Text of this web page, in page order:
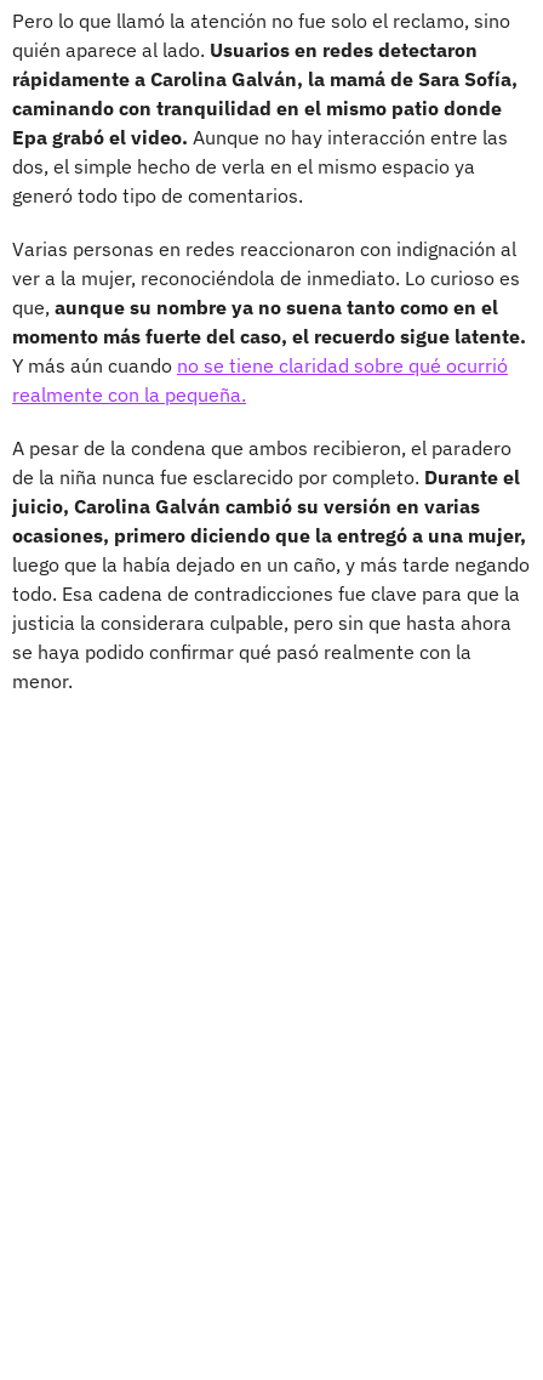
Pero lo que llamó la atención no fue solo el reclamo, sino
quién aparece al lado. Usuarios en redes detectaron
rápidamente a Carolina Galván, la mamá de Sara Sofía,
caminando con tranquilidad en el mismo patio donde
Epa grabó el video. Aunque no hay interacción entre las
dos, el simple hecho de verla en el mismo espacio ya
generó todo tipo de comentarios.
Varias personas en redes reaccionaron con indignación al
ver a la mujer, reconociéndola de inmediato. Lo curioso es
que, aunque su nombre ya no suena tanto como en el
momento más fuerte del caso, el recuerdo sigue latente.
Y más aún cuando no se tiene claridad sobre qué ocurrió
realmente con la pequeña.
A pesar de la condena que ambos recibieron, el paradero
de la niña nunca fue esclarecido por completo. Durante el
juicio, Carolina Galván cambió su versión en varias
ocasiones, primero diciendo que la entregó a una mujer,
luego que la había dejado en un caño, y más tarde negando
todo. Esa cadena de contradicciones fue clave para que la
justicia la considerara culpable, pero sin que hasta ahora
se haya podido confirmar qué pasó realmente con la
menor.